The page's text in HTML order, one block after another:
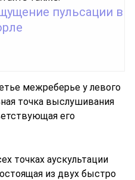
пульсации в
межреберье у левого
точка выслушивания
его
точках аускультации
из двух быстро